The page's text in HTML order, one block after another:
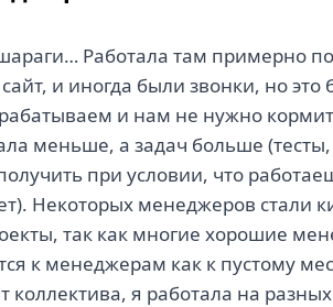
Работала там примерно
и иногда были звонки, но
и нам не нужно
меньше, а задач больше
при условии, что
Некоторых менеджеров стали
так как многие хорошие
к менеджерам как к пустому
коллектива, я работала на